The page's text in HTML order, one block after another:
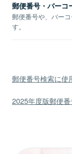
郵便番号・バーコ
郵便番号や、バー
す。
郵便番号検索に使
2025年度版郵便